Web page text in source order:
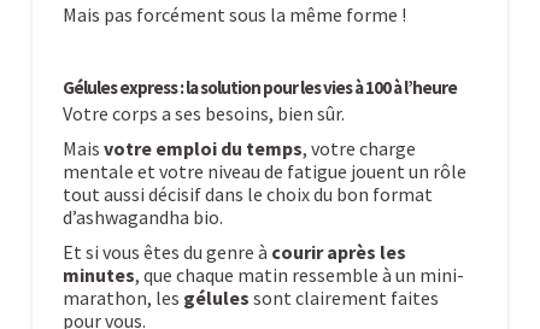
Mais pas forcément sous la même forme !
Gélules express : la solution pour les vies à 100 à l’heure
Votre corps a ses besoins, bien sûr.
Mais votre emploi du temps, votre charge
mentale et votre niveau de fatigue jouent un rôle
tout aussi décisif dans le choix du bon format
d’ashwagandha bio.
Et si vous êtes du genre à courir après les
minutes, que chaque matin ressemble à un mini-
marathon, les gélules sont clairement faites
pour vous.